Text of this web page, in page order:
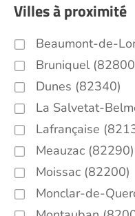
Villes à proximité
Beaumont-de-
Bruniquel
Dunes (82340)
La Salvetat-
Lafrançaise
Meauzac (82290)
Moissac (82200)
Monclar-de-